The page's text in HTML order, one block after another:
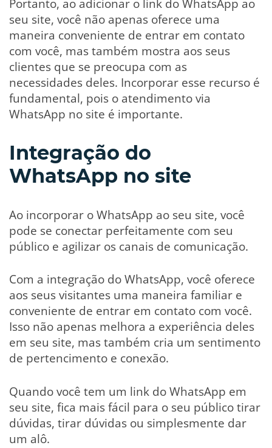
seu site, você não apenas oferece uma
maneira conveniente de entrar em contato
com você, mas também mostra aos seus
clientes que se preocupa com as
necessidades deles. Incorporar esse recurso é
fundamental, pois o atendimento via
WhatsApp no site é importante.
Integração do
WhatsApp no site
Ao incorporar o WhatsApp ao seu site, você
pode se conectar perfeitamente com seu
público e agilizar os canais de comunicação.
Com a integração do WhatsApp, você oferece
aos seus visitantes uma maneira familiar e
conveniente de entrar em contato com você.
Isso não apenas melhora a experiência deles
em seu site, mas também cria um sentimento
de pertencimento e conexão.
Quando você tem um link do WhatsApp em
seu site, fica mais fácil para o seu público tirar
dúvidas, tirar dúvidas ou simplesmente dar
um alô.